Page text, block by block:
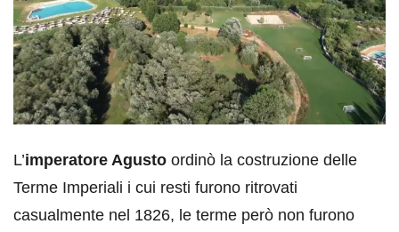
L’imperatore Agusto ordinò la costruzione delle
Terme Imperiali i cui resti furono ritrovati
casualmente nel 1826, le terme però non furono